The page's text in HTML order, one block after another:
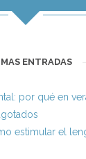
ENTRADAS
por qué en
estimular el